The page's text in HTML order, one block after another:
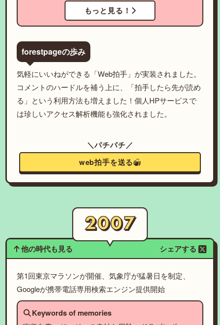
もっと見る！
forestpageの歩み
気軽にいいねができる「Web拍手」が実装されました。
コメントのハードルを補う上に、「拍手したら先が読め
る」という利用方法も増えました！個人HPサービスで
は珍しいアクセス解析機能も強化されました。
＼パチパチ／
web拍手を送る
他の時代も見る シェアする
第1回東京マラソンが開催、気象庁が猛暑日を制定、
Googleが携帯電話専用検索エンジン提供開始
Keywords of memories